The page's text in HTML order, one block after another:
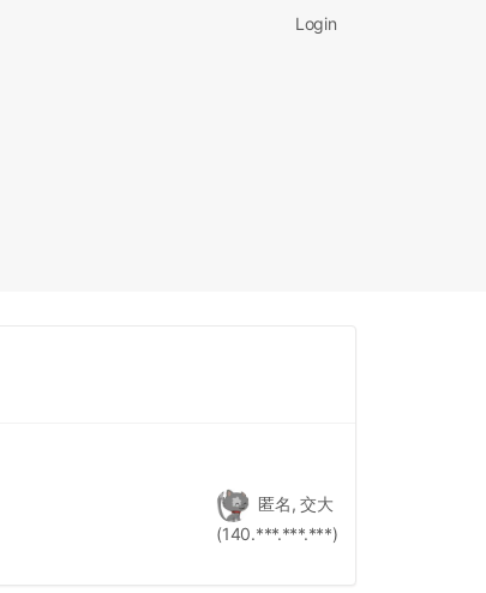
Login
匿名, 交大
(140.***.***.***)